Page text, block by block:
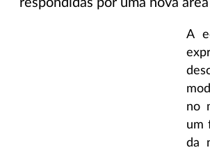
respondidas por uma nova
A
no
um
da